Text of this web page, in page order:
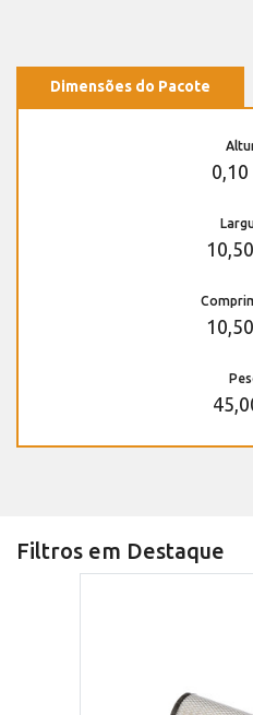
Dimensões do Pacote
0,10
Filtros em Destaque